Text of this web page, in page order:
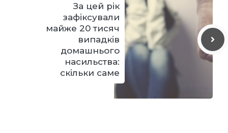
За цей рік
зафіксували
майже 20 тисяч
випадків
домашнього
насильства:
скільки саме